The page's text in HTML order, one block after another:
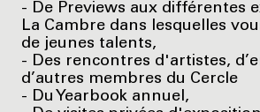
- De Previews aux différentes
La Cambre dans lesquelles
de jeunes talents,
- Des rencontres d'artistes,
d’autres membres du Cercle
- Du Yearbook annuel,